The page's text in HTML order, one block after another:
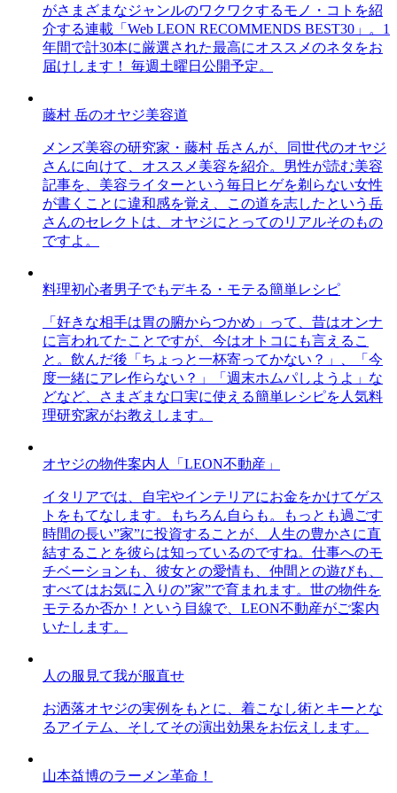
がさまざまなジャンルのワクワクするモノ・コトを紹
介する連載「Web LEON RECOMMENDS BEST30」。1
年間で計30本に厳選された最高にオススメのネタをお
届けします！ 毎週土曜日公開予定。
藤村 岳のオヤジ美容道
メンズ美容の研究家・藤村 岳さんが、同世代のオヤジ
さんに向けて、オススメ美容を紹介。男性が読む美容
記事を、美容ライターという毎日ヒゲを剃らない女性
が書くことに違和感を覚え、この道を志したという岳
さんのセレクトは、オヤジにとってのリアルそのもの
ですよ。
料理初心者男子でもデキる・モテる簡単レシピ
「好きな相手は胃の腑からつかめ」って、昔はオンナ
に言われてたことですが、今はオトコにも言えるこ
と。飲んだ後「ちょっと一杯寄ってかない？」、「今
度一緒にアレ作らない？」「週末ホムパしようよ」な
どなど、さまざまな口実に使える簡単レシピを人気料
理研究家がお教えします。
オヤジの物件案内人「LEON不動産」
イタリアでは、自宅やインテリアにお金をかけてゲス
トをもてなします。もちろん自らも。もっとも過ごす
時間の長い”家”に投資することが、人生の豊かさに直
結することを彼らは知っているのですね。仕事へのモ
チベーションも、彼女との愛情も、仲間との遊びも、
すべてはお気に入りの”家”で育まれます。世の物件を
モテるか否か！という目線で、LEON不動産がご案内
いたします。
人の服見て我が服直せ
お洒落オヤジの実例をもとに、着こなし術とキーとな
るアイテム、そしてその演出効果をお伝えします。
山本益博のラーメン革命！